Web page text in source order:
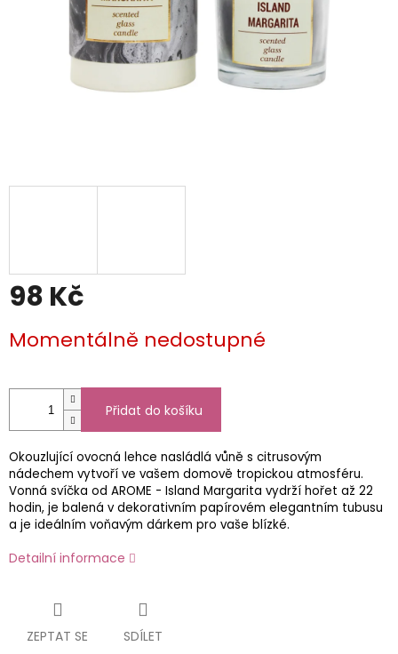
98 Kč
cena:
Momentálně nedostupné
Přidat do košíku
Okouzlující ovocná lehce nasládlá vůně s citrusovým
nádechem vytvoří ve vašem domově tropickou atmosféru.
Vonná svíčka od AROME - Island Margarita vydrží hořet až 22
hodin, je balená v dekorativním papírovém elegantním tubusu
a je ideálním voňavým dárkem pro vaše blízké.
Detailní informace
ZEPTAT SE SDÍLET